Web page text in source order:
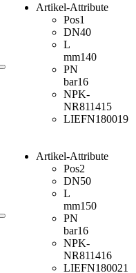
Artikel-Attribute
Pos1
DN40
L
mm140
PN
bar16
NPK-
NR811415
LIEFN180019
Artikel-Attribute
Pos2
DN50
L
mm150
PN
bar16
NPK-
NR811416
LIEFN180021